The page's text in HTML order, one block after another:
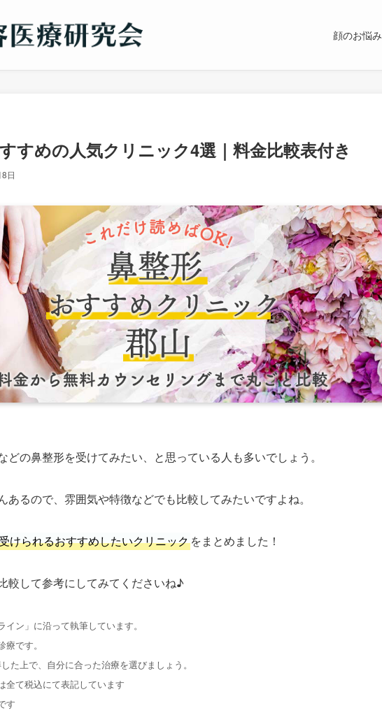
顔のお悩み
すめの人気クリニック4選｜料金比較表付き
日
どの鼻整形を受けてみたい、と思っている人も多いでしょう。
あるので、雰囲気や特徴などでも比較してみたいですよね。
けられるおすすめしたいクリニックをまとめました！
較して参考にしてみてくださいね♪
ン」に沿って執筆しています。
です。
た上で、自分に合った治療を選びましょう。
全て税込にて表記しています
す